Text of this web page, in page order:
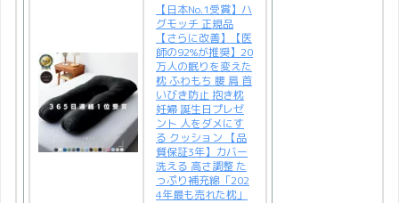
【日本No.1受賞】ハ
グモッチ 正規品
【さらに改善】【医
師の92%が推奨】20
万人の眠りを変えた
枕 ふわもち 腰 肩 首
いびき防止 抱き枕
妊婦 誕生日プレゼ
ント 人をダメにす
る クッション 【品
質保証3年】カバー
洗える 高さ調整 た
っぷり補充綿「202
4年最も売れた枕」